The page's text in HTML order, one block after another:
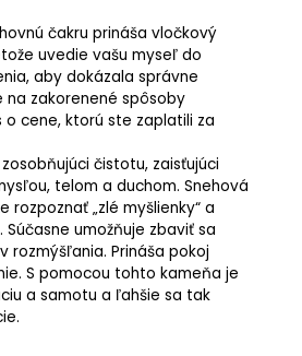
čakru prináša vločkový
uvedie vašu myseľ do
aby dokázala správne
na zakorenené spôsoby
o cene, ktorú ste zaplatili za
čistotu, zaisťujúci
telom a duchom. Snehová
rozpoznať „zlé myšlienky“ a
umožňuje zbaviť sa
rozmýšľania. Prináša pokoj
S pomocou tohto kameňa je
a samotu a ľahšie sa tak